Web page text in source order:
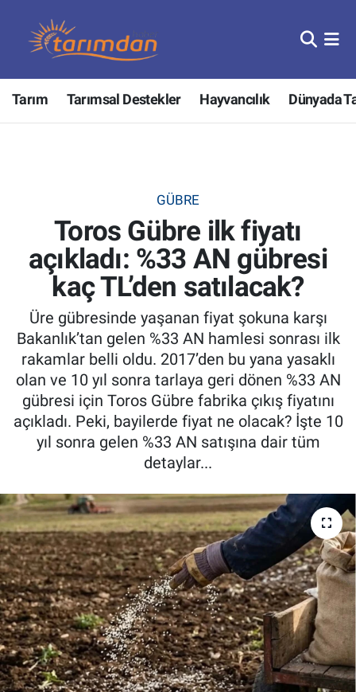
Tarım Tarımsal Destekler Hayvancılık Dünyada
GÜBRE
Toros Gübre ilk fiyatı
açıkladı: %33 AN gübresi
kaç TL’den satılacak?
Üre gübresinde yaşanan fiyat şokuna karşı
Bakanlık’tan gelen %33 AN hamlesi sonrası ilk
rakamlar belli oldu. 2017’den bu yana yasaklı
olan ve 10 yıl sonra tarlaya geri dönen %33 AN
gübresi için Toros Gübre fabrika çıkış fiyatını
açıkladı. Peki, bayilerde fiyat ne olacak? İşte 10
yıl sonra gelen %33 AN satışına dair tüm
detaylar...
Tarım
Hayvancılık
Tarımsal Destekler
Tarım Bakanlığı
Tarım Kredi Kooperatifleri
Pankobirlik
Et fiyatları
Yetiştirici Soruyor
Dünyada Tarım
Üretici Birlikleri
Şeker ve Şekerli Mamüller
Tahıllar ve Baklagiller
Nöbetçi Eczaneler
Hava Durumu
Tüm Manşetler
Son Dakika Haberleri
Haber Arşivi